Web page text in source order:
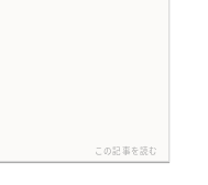
この記事を読む